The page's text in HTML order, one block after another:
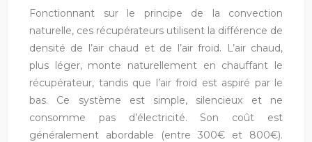
Fonctionnant sur le principe de la convection
naturelle, ces récupérateurs utilisent la différence de
densité de l’air chaud et de l’air froid. L’air chaud,
plus léger, monte naturellement en chauffant le
récupérateur, tandis que l’air froid est aspiré par le
bas. Ce système est simple, silencieux et ne
consomme pas d’électricité. Son coût est
généralement abordable (entre 300€ et 800€).